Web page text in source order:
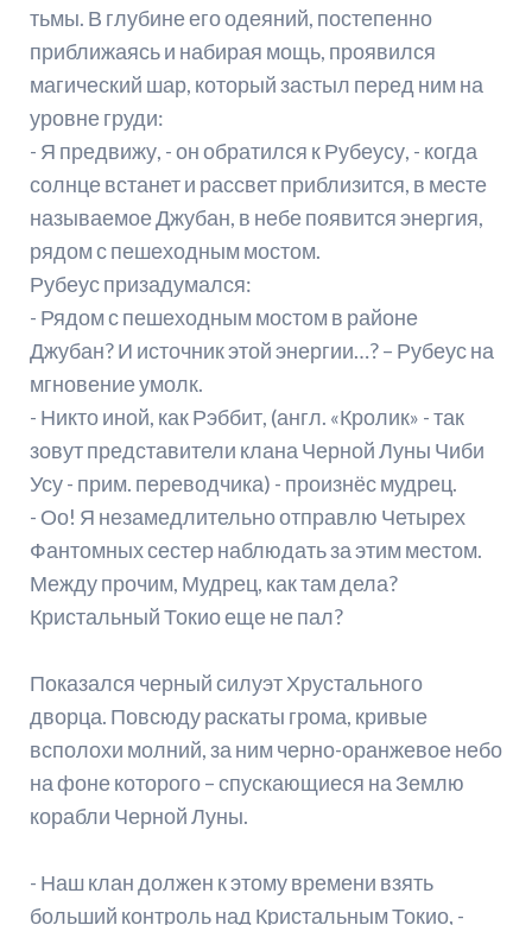
тьмы. В глубине его одеяний, постепенно
приближаясь и набирая мощь, проявился
магический шар, который застыл перед ним на
уровне груди:
- Я предвижу, - он обратился к Рубеусу, - когда
солнце встанет и рассвет приблизится, в месте
называемое Джубан, в небе появится энергия,
рядом с пешеходным мостом.
Рубеус призадумался:
- Рядом с пешеходным мостом в районе
Джубан? И источник этой энергии…? – Рубеус на
мгновение умолк.
- Никто иной, как Рэббит, (англ. «Кролик» - так
зовут представители клана Черной Луны Чиби
Усу - прим. переводчика) - произнёс мудрец.
- Оо! Я незамедлительно отправлю Четырех
Фантомных сестер наблюдать за этим местом.
Между прочим, Мудрец, как там дела?
Кристальный Токио еще не пал?
Показался черный силуэт Хрустального
дворца. Повсюду раскаты грома, кривые
всполохи молний, за ним черно-оранжевое небо
на фоне которого – спускающиеся на Землю
корабли Черной Луны.
- Наш клан должен к этому времени взять
больший контроль над Кристальным Токио, -